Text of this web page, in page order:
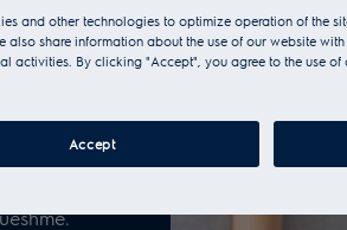
dhe
e
krijimin
dhomën,
and other technologies to optimize operation of the
also share information about the use of our website
activities. By clicking "Accept", you agree to the use
Accept